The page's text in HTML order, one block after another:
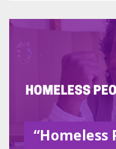
“Homeless